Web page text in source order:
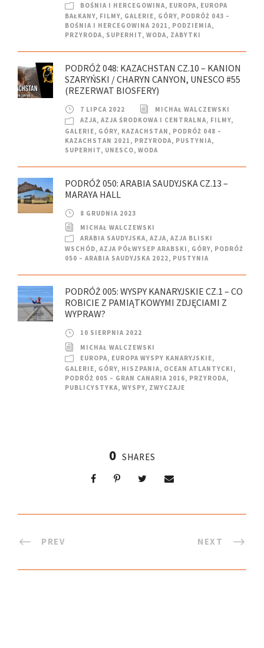
BOŚNIA I HERCEGOWINA, EUROPA, EUROPA
BAŁKANY, FILMY, GALERIE, GÓRY, PODRÓŻ 043 –
BOŚNIA I HERCEGOWINA 2021 , PODZIEMIA,
PRZYRODA, SUPERHIT, WODA, ZABYTKI
PODRÓŻ 048: KAZACHSTAN CZ.10 – KANION
SZARYŃSKI / CHARYN CANYON, UNESCO #55
(REZERWAT BIOSFERY)
7 LIPCA 2022
MICHAŁ WALCZEWSKI
AZJA, AZJA ŚRODKOWA I CENTRALNA, FILMY,
GALERIE, GÓRY, KAZACHSTAN , PODRÓŻ 048 –
KAZACHSTAN 2021 , PRZYRODA, PUSTYNIA,
SUPERHIT, UNESCO, WODA
PODRÓŻ 050: ARABIA SAUDYJSKA CZ.13 –
MARAYA HALL
8 GRUDNIA 2023
MICHAŁ WALCZEWSKI
ARABIA SAUDYJSKA, AZJA, AZJA BLISKI
WSCHÓD, AZJA PÓŁWYSEP ARABSKI , GÓRY, PODRÓŻ
050 – ARABIA SAUDYJSKA 2022, PUSTYNIA
PODRÓŻ 005: WYSPY KANARYJSKIE CZ.1 – CO
ROBICIE Z PAMIĄTKOWYMI ZDJĘCIAMI Z
WYPRAW?
10 SIERPNIA 2022
MICHAŁ WALCZEWSKI
EUROPA, EUROPA WYSPY KANARYJSKIE,
GALERIE, GÓRY, HISZPANIA, OCEAN ATLANTYCKI ,
PODRÓŻ 005 – GRAN CANARIA 2016, PRZYRODA,
PUBLICYSTYKA, WYSPY, ZWYCZAJE
0 SHARES
PREV NEXT